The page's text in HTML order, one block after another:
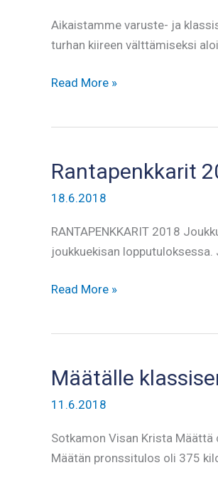
Aikaistamme varuste- ja
turhan kiireen välttämiseksi
Rantapenkkareiden
Read More »
Rantapenkkarit
18.6.2018
RANTAPENKKARIT 2018
joukkuekisan
Rantapenkkarit
säännöt
Read More »
Määtälle
11.6.2018
Sotkamon Visan Krista
Määtän pronssitulos oli 375